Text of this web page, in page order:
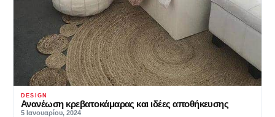
DESIGN
Ανανέωση κρεβατοκάμαρας και ιδέες αποθήκευσης
5 Ιανουαρίου, 2024